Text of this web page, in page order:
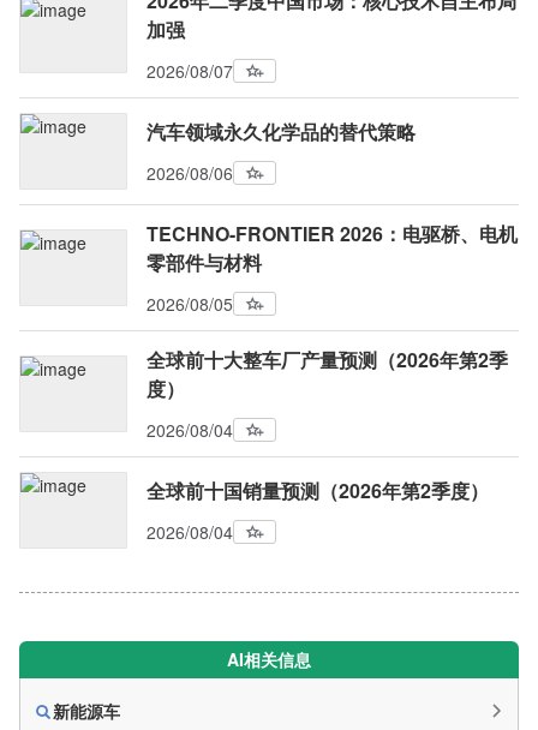
加强
2026/08/07
汽车领域永久化学品的替代策略
2026/08/06
TECHNO-FRONTIER 2026：电驱桥、电机
零部件与材料
2026/08/05
全球前十大整车厂产量预测（2026年第2季
度）
2026/08/04
全球前十国销量预测（2026年第2季度）
2026/08/04
AI相关信息
新能源车